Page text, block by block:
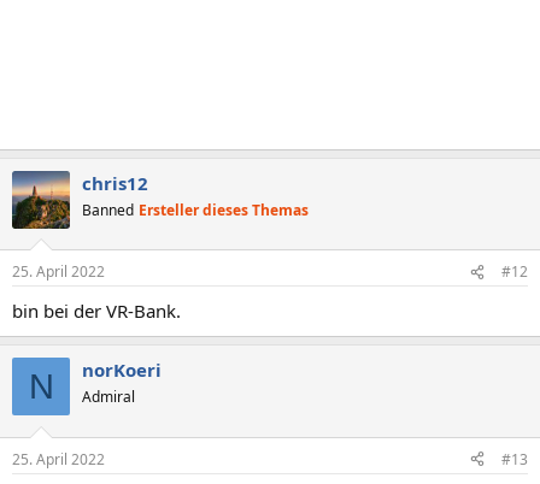
chris12
Banned Ersteller dieses Themas
25. April 2022 #12
bin bei der VR-Bank.
N norKoeri
Admiral
25. April 2022 #13